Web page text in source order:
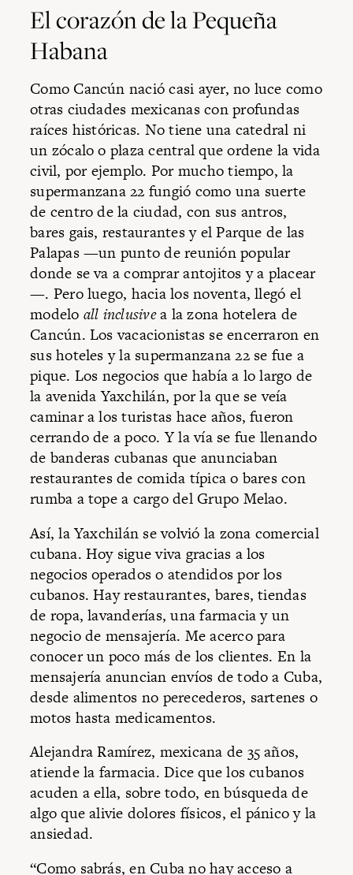
El corazón de la Pequeña
Habana
Como Cancún nació casi ayer, no luce como
otras ciudades mexicanas con profundas
raíces históricas. No tiene una catedral ni
un zócalo o plaza central que ordene la vida
civil, por ejemplo. Por mucho tiempo, la
supermanzana 22 fungió como una suerte
de centro de la ciudad, con sus antros,
bares gais, restaurantes y el Parque de las
Palapas —un punto de reunión popular
donde se va a comprar antojitos y a placear
—. Pero luego, hacia los noventa, llegó el
modelo all inclusivea la zona hotelera de
Cancún. Los vacacionistas se encerraron en
sus hoteles y la supermanzana 22 se fue a
pique. Los negocios que había a lo largo de
la avenida Yaxchilán, por la que se veía
caminar a los turistas hace años, fueron
cerrando de a poco. Y la vía se fue llenando
de banderas cubanas que anunciaban
restaurantes de comida típica o bares con
rumba a tope a cargo del Grupo Melao.
Así, la Yaxchilán se volvió la zona comercial
cubana. Hoy sigue viva gracias a los
negocios operados o atendidos por los
cubanos. Hay restaurantes, bares, tiendas
de ropa, lavanderías, una farmacia y un
negocio de mensajería. Me acerco para
conocer un poco más de los clientes. En la
mensajería anuncian envíos de todo a Cuba,
desde alimentos no perecederos, sartenes o
motos hasta medicamentos.
Alejandra Ramírez, mexicana de 35 años,
atiende la farmacia. Dice que los cubanos
acuden a ella, sobre todo, en búsqueda de
algo que alivie dolores físicos, el pánico y la
ansiedad.
“Como sabrás, en Cuba no hay acceso a